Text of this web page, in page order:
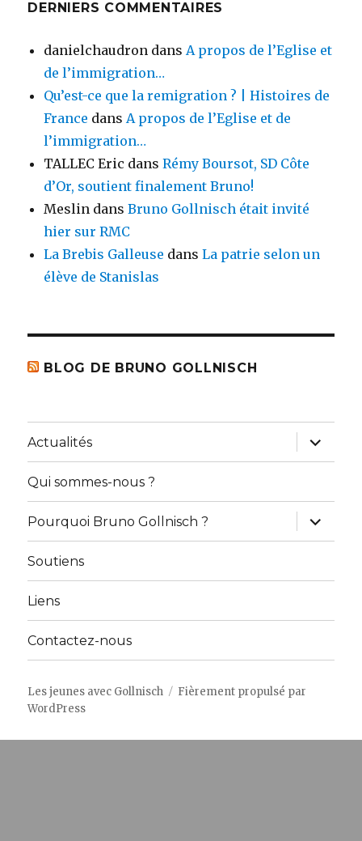
DERNIERS COMMENTAIRES
danielchaudron dansA propos de l’Eglise et
de l’immigration…
Qu’est-ce que la remigration ? | Histoires de
France dansA propos de l’Eglise et de
l’immigration…
TALLEC Eric dansRémy Boursot, SD Côte
d’Or, soutient finalement Bruno!
Meslin dansBruno Gollnisch était invité
hier sur RMC
La Brebis Galleuse dansLa patrie selon un
élève de Stanislas
BLOG DE BRUNO GOLLNISCH
Actualités
ouvrir
le
sous-
Qui sommes-nous ?
Pourquoi Bruno Gollnisch ?
ouvrir
le
sous-
Soutiens
Liens
Contactez-nous
Les jeunes avec Gollnisch
Fièrement propulsé par
WordPress